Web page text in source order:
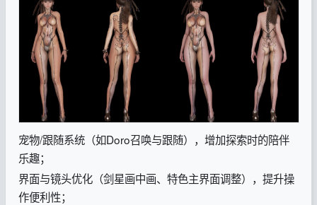
宠物/跟随系统（如Doro召唤与跟随），增加探索时的陪伴
乐趣；
界面与镜头优化（剑星画中画、特色主界面调整），提升操
作便利性；